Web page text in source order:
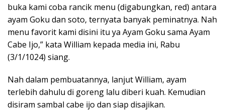
buka kami coba rancik menu (digabungkan, red) antara
ayam Goku dan soto, ternyata banyak peminatnya. Nah
menu favorit kami disini itu ya Ayam Goku sama Ayam
Cabe Ijo,” kata William kepada media ini, Rabu
(3/1/1024) siang.
Nah dalam pembuatannya, lanjut William, ayam
terlebih dahulu di goreng lalu diberi kuah. Kemudian
disiram sambal cabe ijo dan siap disajikan.